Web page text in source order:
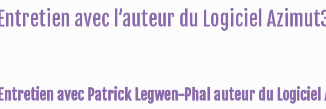
Entretien avec l’auteur du Logiciel
Entretien avec Patrick Legwen-Phal auteur du Logiciel